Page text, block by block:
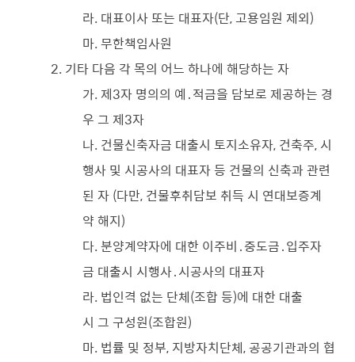
라. 대표이사 또는 대표자(단, 고용임원 제외)
마. 무한책임사원
2. 기타 다음 각 목의 어느 하나에 해당하는 자
가. 제3자 명의의 예․적금을 담보로 제공하는 경
우 그 제3자
나. 건물신축자금 대출시 토지소유자, 건축주, 시
행사 및 시공사의 대표자 등 건물의 신축과 관련
된 자 (다만, 건물후취담보 취득 시 연대보증계
약 해지)
다. 분양계약자에 대한 이주비․중도금․입주자
금 대출시 시행사․시공사의 대표자
라. 법인격 없는 단체(조합 등)에 대한 대출
시 그 구성원(조합원)
마. 법률 및 정부, 지방자치단체, 공공기관과의 협